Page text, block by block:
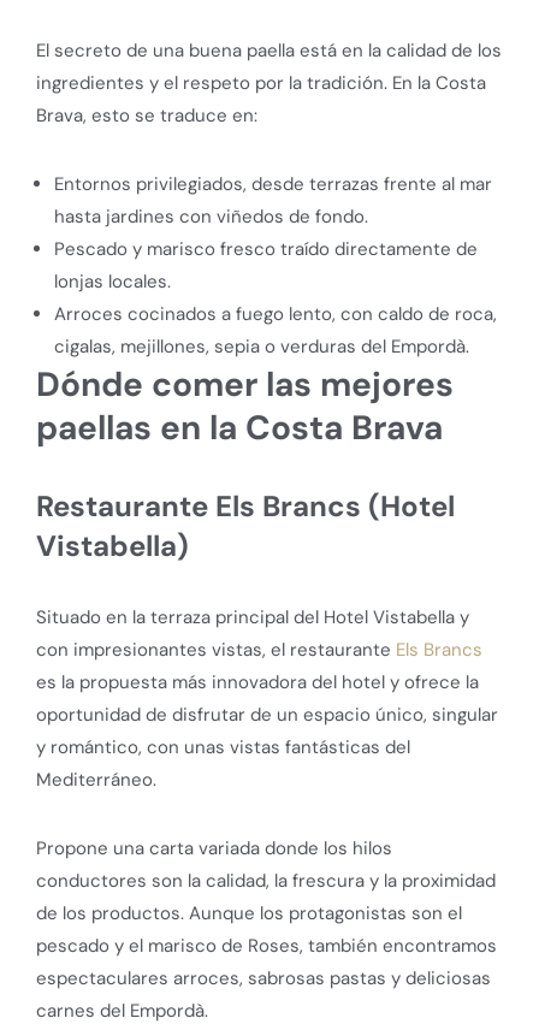
El secreto de una buena paella está en la calidad de los
ingredientes y el respeto por la tradición. En la Costa
Brava, esto se traduce en:
Entornos privilegiados, desde terrazas frente al mar
hasta jardines con viñedos de fondo.
Pescado y marisco fresco traído directamente de
lonjas locales.
Arroces cocinados a fuego lento, con caldo de roca,
cigalas, mejillones, sepia o verduras del Empordà.
Dónde comer las mejores
paellas en la Costa Brava
Restaurante Els Brancs (Hotel
Vistabella)
Situado en la terraza principal del Hotel Vistabella y
con impresionantes vistas, el restaurante Els Brancs
es la propuesta más innovadora del hotel y ofrece la
oportunidad de disfrutar de un espacio único, singular
y romántico, con unas vistas fantásticas del
Mediterráneo.
Propone una carta variada donde los hilos
conductores son la calidad, la frescura y la proximidad
de los productos. Aunque los protagonistas son el
pescado y el marisco de Roses, también encontramos
espectaculares arroces, sabrosas pastas y deliciosas
carnes del Empordà.